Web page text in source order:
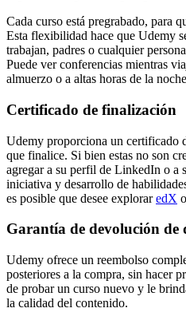
Cada curso está pregrabado, para
Esta flexibilidad hace que Udemy
trabajan, padres o cualquier
Puede ver conferencias mientras
almuerzo o a altas horas de la
Certificado de finalización
Udemy proporciona un certificado
que finalice. Si bien estas no son
agregar a su perfil de LinkedIn o a
iniciativa y desarrollo de
es posible que desee exploraredX o
Garantía de devolución de
Udemy ofrece un reembolso
posteriores a la compra, sin hacer
de probar un curso nuevo y le
la calidad del contenido.